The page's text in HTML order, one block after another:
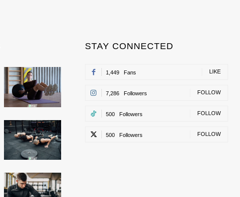
STAY CONNECTED
1,449 Fans LIKE
7,286 Followers FOLLOW
500 Followers FOLLOW
500 Followers FOLLOW